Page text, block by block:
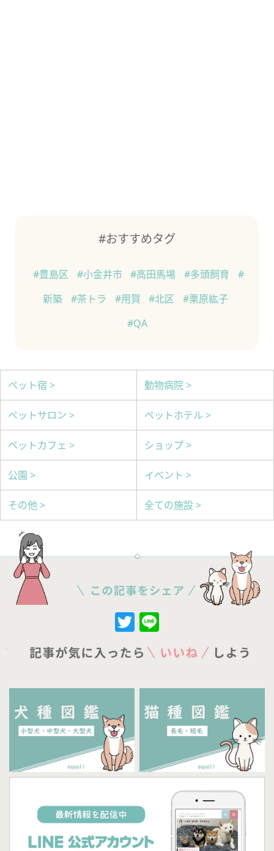
#おすすめタグ
#豊島区 #小金井市 #高田馬場 #多頭飼育
#
新築
#茶トラ #用賀 #北区
#栗原紘子
#QA
ペット宿 > 動物病院 >
ペットサロン > ペットホテル >
ペットカフェ > ショップ >
公園 > イベント >
その他 > 全ての施設 >
Twitter